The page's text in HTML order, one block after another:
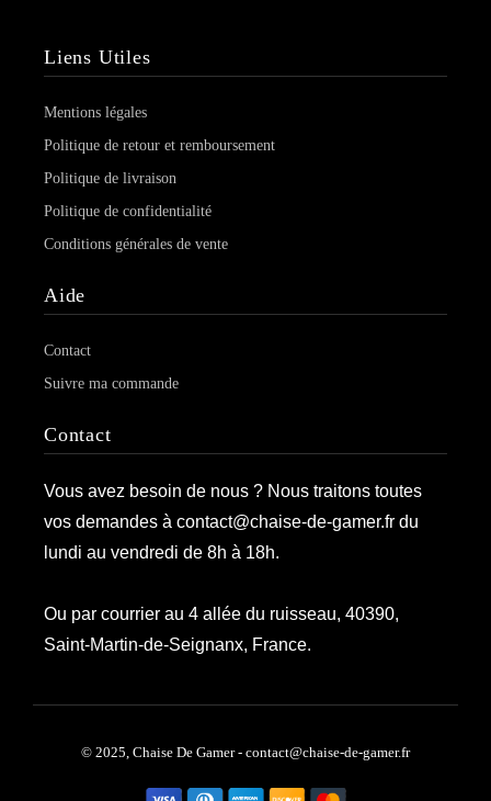
Liens Utiles
Mentions légales
Politique de retour et remboursement
Politique de livraison
Politique de confidentialité
Conditions générales de vente
Aide
Contact
Suivre ma commande
Contact
Vous avez besoin de nous ? Nous traitons toutes
vos demandes à contact@chaise-de-gamer.fr du
lundi au vendredi de 8h à 18h.
Ou par courrier au 4 allée du ruisseau, 40390,
Saint-Martin-de-Seignanx, France.
© 2025, Chaise De Gamer - contact@chaise-de-gamer.fr